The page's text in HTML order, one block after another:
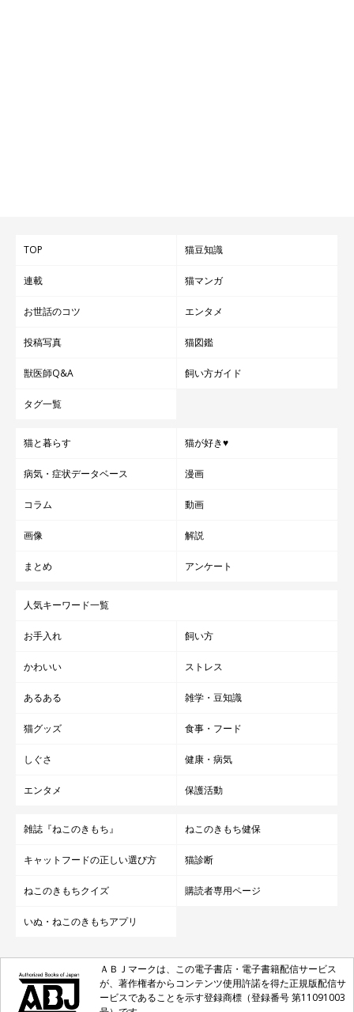
部屋の壁の出っ張り（角）部分は猫ちゃんからすると絶好の爪と
そんなコーナーに設置できる爪とぎです！お店で見つけて購入を
我が家での爪とぎの替え時は、爪とぎ部分がいたみ、バリバリと
ます。
新しい爪とぎを買い替えた時、嬉しそうにバリバリと音を立てて
TOP 猫豆知識
連載 猫マンガ
お世話のコツ エンタメ
投稿写真 猫図鑑
獣医師Q&A 飼い方ガイド
タグ一覧
猫と暮らす 猫が好き♥
病気・症状データベース 漫画
コラム 動画
画像 解説
まとめ アンケート
人気キーワード一覧
お手入れ 飼い方
かわいい ストレス
あるある 雑学・豆知識
猫グッズ 食事・フード
しぐさ 健康・病気
エンタメ 保護活動
雑誌『ねこのきもち』 ねこのきもち健保
キャットフードの正しい選び方 猫診断
ねこのきもちクイズ 購読者専用ページ
いぬ・ねこのきもちアプリ
ＡＢＪマークは、この電子書店・電子書籍配信サービス
が、著作権者からコンテンツ使用許諾を得た正規版配信サ
ービスであることを示す登録商標（登録番号 第11091003